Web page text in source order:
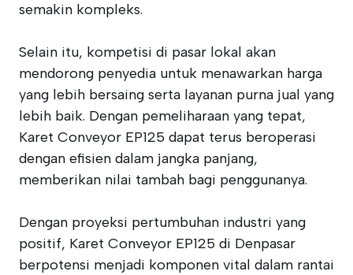
semakin kompleks.
Selain itu, kompetisi di pasar lokal akan
mendorong penyedia untuk menawarkan harga
yang lebih bersaing serta layanan purna jual yang
lebih baik. Dengan pemeliharaan yang tepat,
Karet Conveyor EP125 dapat terus beroperasi
dengan efisien dalam jangka panjang,
memberikan nilai tambah bagi penggunanya.
Dengan proyeksi pertumbuhan industri yang
positif, Karet Conveyor EP125 di Denpasar
berpotensi menjadi komponen vital dalam rantai